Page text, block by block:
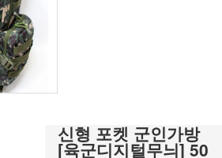
신형 포켓 군인가방
[육군디지털무늬] 50